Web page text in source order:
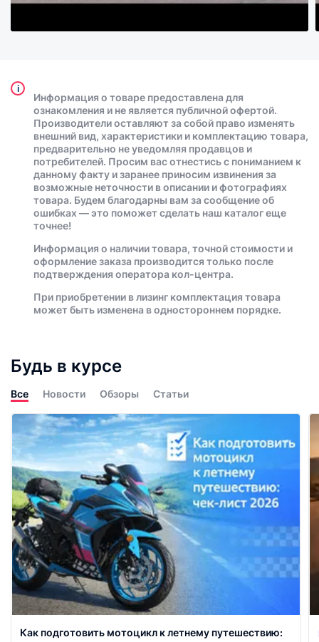
i
Информация о товаре предоставлена для
ознакомления и не является публичной офертой.
Производители оставляют за собой право изменять
внешний вид, характеристики и комплектацию товара,
предварительно не уведомляя продавцов и
потребителей. Просим вас отнестись с пониманием к
данному факту и заранее приносим извинения за
возможные неточности в описании и фотографиях
товара. Будем благодарны вам за сообщение об
ошибках — это поможет сделать наш каталог еще
точнее!
Информация о наличии товара, точной стоимости и
оформление заказа производится только после
подтверждения оператора кол-центра.
При приобретении в лизинг комплектация товара
может быть изменена в одностороннем порядке.
Будь в курсе
Все Новости Обзоры Статьи
Как подготовить мотоцикл к летнему путешествию: